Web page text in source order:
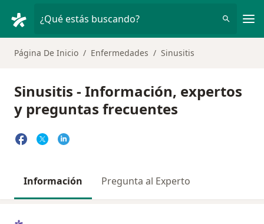
¿Qué estás buscando?
Página De Inicio Enfermedades Sinusitis
Sinusitis - Información, expertos
y preguntas frecuentes
Información Pregunta al Experto